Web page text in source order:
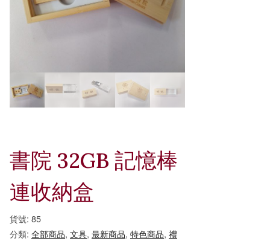
書院 32GB 記憶棒
連收納盒
貨號: 85
分類: 全部商品, 文具, 最新商品, 特色商品, 禮